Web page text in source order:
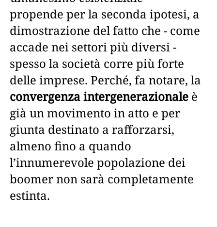
propende per la seconda ipotesi, a
dimostrazione del fatto che - come
accade nei settori più diversi -
spesso la società corre più forte
delle imprese. Perché, fa notare, la
convergenza intergenerazionale è
già un movimento in atto e per
giunta destinato a rafforzarsi,
almeno fino a quando
l’innumerevole popolazione dei
boomer non sarà completamente
estinta.